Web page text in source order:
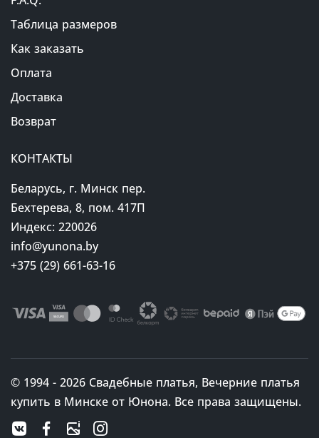
Таблица размеров
Как заказать
Оплата
Доставка
Возврат
КОНТАКТЫ
Беларусь, г. Минск пер.
Бехтерева, 8, пом. 417П
Индекс: 220026
info@yunona.by
+375 (29) 661-63-16
© 1994 - 2026 Свадебные платья, Вечерние платья
купить в Минске от Юнона. Все права защищены.